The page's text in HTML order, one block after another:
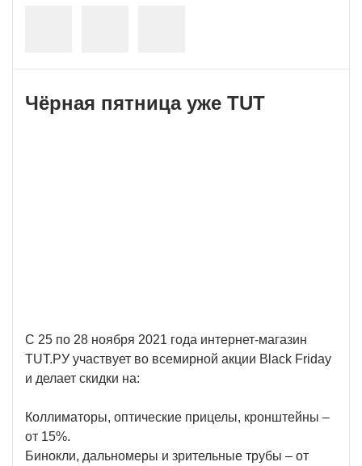
Чёрная пятница уже TUT
С 25 по 28 ноября 2021 года интернет-магазин
TUT.РУ участвует во всемирной акции Black Friday
и делает скидки на:
Коллиматоры, оптические прицелы, кронштейны –
от 15%.
Бинокли, дальномеры и зрительные трубы – от